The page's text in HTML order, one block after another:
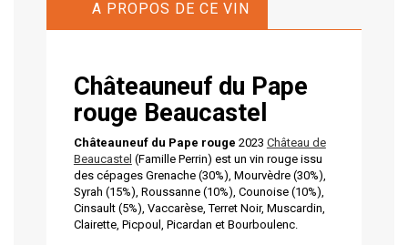
A PROPOS DE CE VIN
Châteauneuf du Pape
rouge Beaucastel
Châteauneuf du Pape rouge 2023 Château de
Beaucastel (Famille Perrin) est un vin rouge issu
des cépages Grenache (30%), Mourvèdre (30%),
Syrah (15%), Roussanne (10%), Counoise (10%),
Cinsault (5%), Vaccarèse, Terret Noir, Muscardin,
Clairette, Picpoul, Picardan et Bourboulenc.